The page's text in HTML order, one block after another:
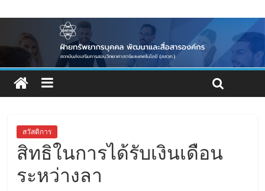
สวัสดิการ
สิทธิในการได้รับเงินเดือน
ระหว่างลา